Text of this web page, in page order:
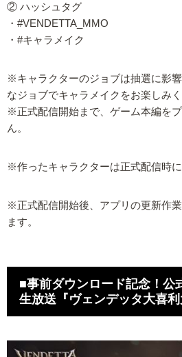
② ハッシュタグ
・#VENDETTA_MMO
・#キャラメイク
※キャラクターのジョブは抽選に影
なジョブでキャラメイクをお楽しみく
※正式配信開始まで、ゲーム本編を
ん。
※作ったキャラクターは正式配信時に
※正式配信開始後、アプリの更新作
ます。
■事前ダウンロード記念！公
生放送『ヴェンデッタ大喜利